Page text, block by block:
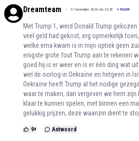
Dreamteam 07 november 2024 om 22:56 + 93269
Met Trump 1, werd Donald Trump
veel geld had gekost, erg opmerkelijk
welke erna kwam is in mijn optiek geen
enigste grote fout Trump aan te rekenen
goed hij is er weer en is er één ding wat
wel de oorlog in Oekraïne en hetgeen in
Oekraïne heeft Trump al het nodige
waar te maken, dan vergeven we hem
klaar te kunnen spelen, met binnen een
gelukkig prijzen, deze waanzin dient te
9+ Antwoord